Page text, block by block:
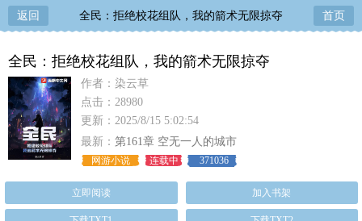
返回 全民：拒绝校花组队，我的箭术无限掠夺 首页
全民：拒绝校花组队，我的箭术无限掠夺
作者：染云草
点击：28980
更新：2025/8/15 5:02:54
最新： 第161章 空无一人的城市
网游小说 连载中 371036
立即阅读 加入书架